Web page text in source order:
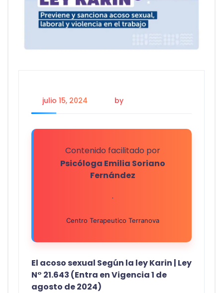
julio 15, 2024 by
Contenido facilitado por
Psicóloga Emilia Soriano
Fernández
.
Centro Terapeutico Terranova
El acoso sexual Según la ley Karin | Ley
N° 21.643 (Entra en Vigencia 1 de
agosto de 2024)